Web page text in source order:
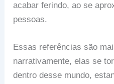
acabar ferindo, ao se
pessoas.
Essas referências são
narrativamente, elas se
dentro desse mundo,